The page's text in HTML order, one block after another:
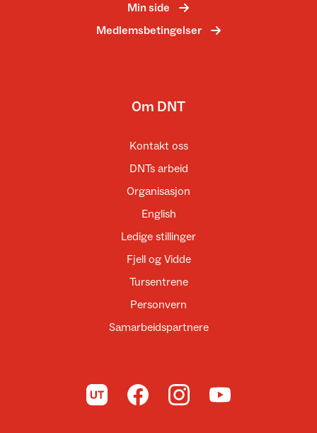
Min side
Medlemsbetingelser
Om DNT
Kontakt oss
DNTs arbeid
Organisasjon
English
Ledige stillinger
Fjell og Vidde
Tursentrene
Personvern
Samarbeidspartnere
Til UT.no Til DNT på Facebook
Til DNT på Instagram
Til DNT på YouTube